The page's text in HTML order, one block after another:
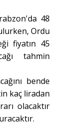
48
Ordu
fiyatın 45
tahmin
bende
kaç liradan
olacaktır